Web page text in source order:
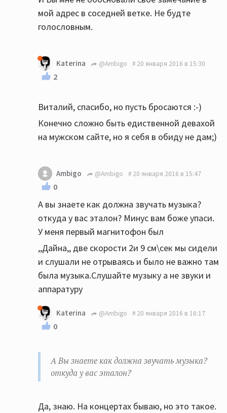
мой адрес в соседней ветке. Не будте
голословным.
Katerina @Ambigo 20 января 2016 в 15:30
2
Виталий, спасибо, но пусть бросаются :-)
Конечно сложно быть едиственной девахой
на мужском сайте, но я себя в обиду не дам;)
Ambigo @Ambigo 20 января 2016 в 15:47
0
А вы знаете как должна звучать музыка?
откуда у вас эталон? Минус вам боже упаси.
У меня первый магнитофон был
,,Дайна,, две скорости 2и 9 см\сек мы сидели
и слушали не отрываясь и было не важно там
была музыка.Слушайте музыку а не звуки и
аппаратуру
Katerina @Ambigo 20 января 2016 в 16:17
0
А Вы знаете как должна звучать музыка?
откуда у вас эталон?
Да, знаю. На концертах бываю, но это такое.